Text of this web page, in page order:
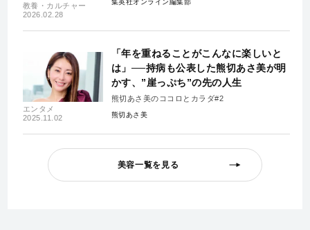
教養・カルチャー
2026.02.28
集英社オンライン編集部
エンタメ
2025.11.02
「年を重ねることがこんなに楽しいと
は」──持病も公表した熊切あさ美が明
かす、”崖っぷち”の先の人生
熊切あさ美のココロとカラダ#2
熊切あさ美
美容一覧を見る